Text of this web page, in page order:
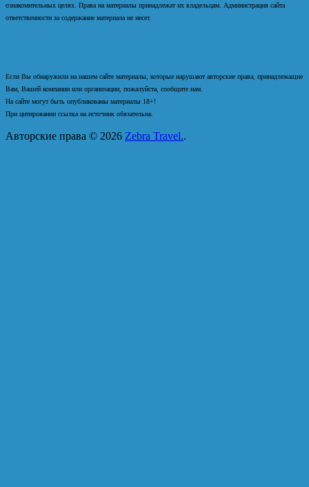
ознакомительных целях. Права на материалы принадлежат их владельцам. Администрация сайта
ответственности за содержание материала не несет.
Если Вы обнаружили на нашем сайте материалы, которые нарушают авторские права, принадлежащие
Вам, Вашей компании или организации, пожалуйста, сообщите нам.
На сайте могут быть опубликованы материалы 18+!
При цитировании ссылка на источник обязательна.
Авторские права © 2026 Zebra Travel..